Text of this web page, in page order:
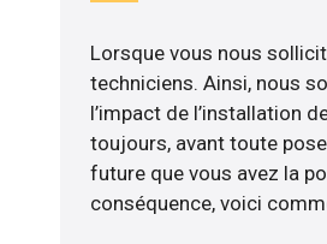
Lorsque vous nous
techniciens. Ainsi, nous
l’impact de l’installation
toujours, avant toute
future que vous avez la
conséquence, voici